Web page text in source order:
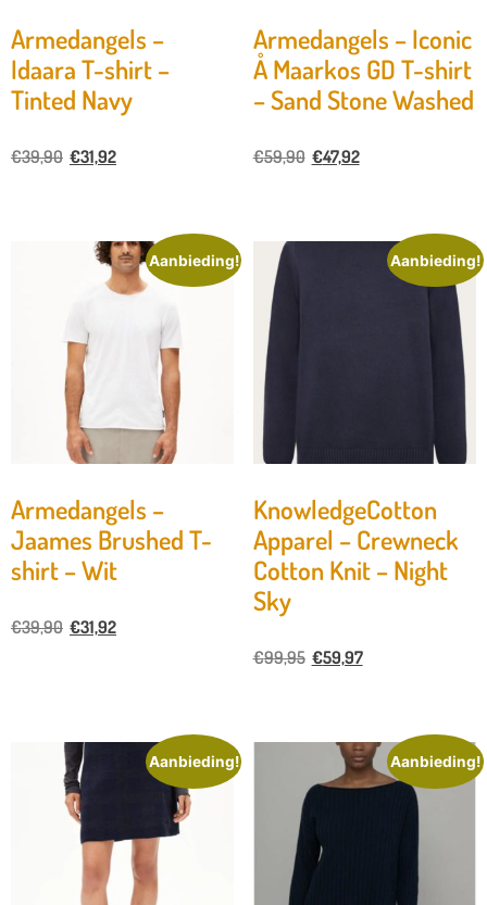
Armedangels –
Idaara T-shirt –
Tinted Navy
€39,90 €31,92
Armedangels – Iconic
Å Maarkos GD T-shirt
– Sand Stone Washed
€59,90 €47,92
Aanbieding!
Armedangels –
Jaames Brushed T-
shirt – Wit
€39,90 €31,92
Aanbieding!
KnowledgeCotton
Apparel – Crewneck
Cotton Knit – Night
Sky
€99,95 €59,97
Aanbieding! Aanbieding!